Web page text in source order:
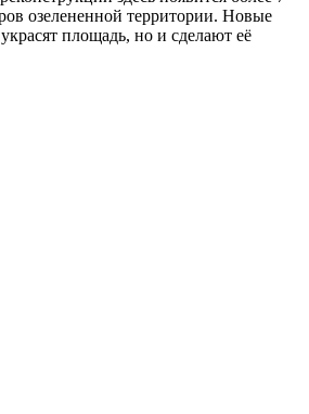
озелененной территории. Новые
площадь, но и сделают её